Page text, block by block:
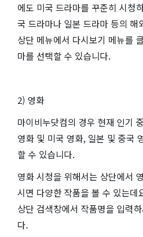
에도 미국 드라마를 꾸준히 시청
국 드라마나 일본 드라마 등의 해
상단 메뉴에서 다시보기 메뉴를
마를 선택할 수 있습니다.
2) 영화
마이비누닷컴의 경우 현재 인기
영화 및 미국 영화, 일본 및 중국
할 수 있습니다.
영화 시청을 위해서는 상단에서
시면 다양한 작품을 볼 수 있는데
상단 검색창에서 작품명을 입력
다.